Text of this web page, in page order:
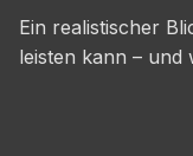
Ein realistischer
leisten kann – und